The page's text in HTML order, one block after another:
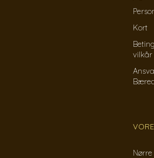
Kort
vilkår